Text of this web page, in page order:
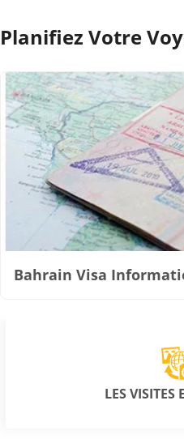
Planifiez Votre
Bahrain Visa
LES VISITES